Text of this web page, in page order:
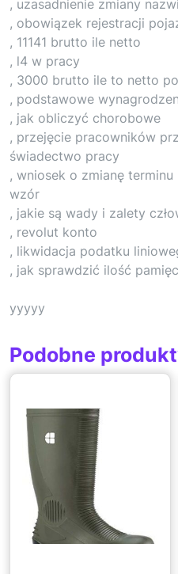
, uzasadnienie zmiany
, obowiązek rejestracji
, 11141 brutto ile netto
, l4 w pracy
, 3000 brutto ile to netto
, podstawowe
, jak obliczyć chorobowe
, przejęcie pracowników
świadectwo pracy
, wniosek o zmianę terminu
wzór
, jakie są wady i zalety
, revolut konto
, likwidacja podatku
, jak sprawdzić ilość
yyyyy
Podobne